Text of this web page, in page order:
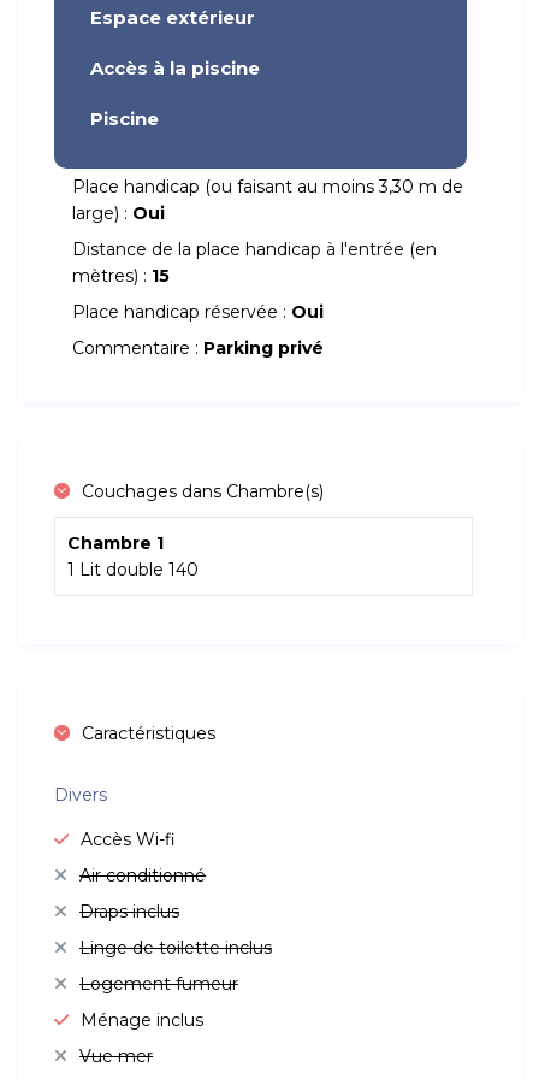
Espace extérieur
Accès à la piscine
Piscine
Place handicap (ou faisant au moins 3,30 m de
large) : Oui
Distance de la place handicap à l'entrée (en
mètres) : 15
Place handicap réservée : Oui
Commentaire : Parking privé
Couchages dans Chambre(s)
Chambre 1
1 Lit double 140
Caractéristiques
Divers
Accès Wi-fi
Air conditionné
Draps inclus
Linge de toilette inclus
Logement fumeur
Ménage inclus
Vue mer